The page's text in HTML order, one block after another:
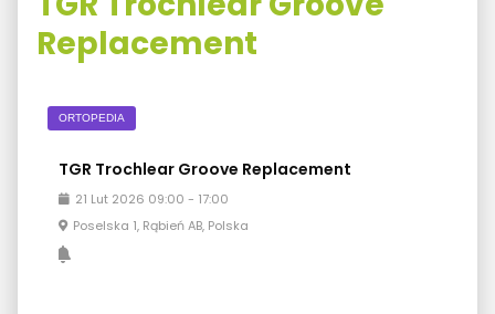
Replacement
ORTOPEDIA
TGR Trochlear Groove Replacement
21 Lut 2026 09:00 - 17:00
Poselska 1, Rąbień AB, Polska